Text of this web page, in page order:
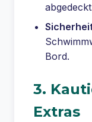
Bord.
3.
Extras